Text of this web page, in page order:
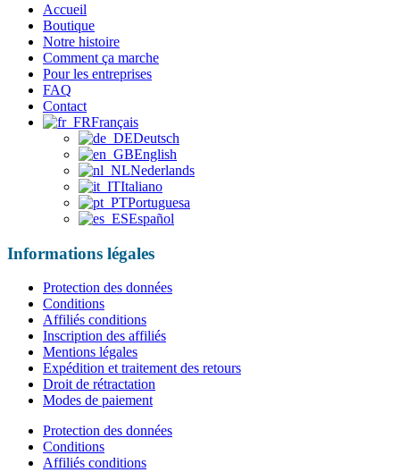
Accueil
Boutique
Notre histoire
Comment ça marche
Pour les entreprises
FAQ
Contact
Français
Deutsch
English
Nederlands
Italiano
Portuguesa
Español
Informations légales
Protection des données
Conditions
Affiliés conditions
Inscription des affiliés
Mentions légales
Expédition et traitement des retours
Droit de rétractation
Modes de paiement
Protection des données
Conditions
Affiliés conditions